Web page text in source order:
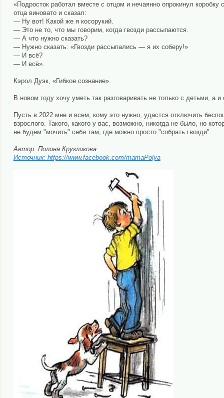
«Подросток работал вместе с отцом и нечаянно опрокинул
отца виновато и сказал:
— Ну вот! Какой же я косорукий.
— Это не то, что мы говорим, когда гвозди рассыпаются.
— А что нужно сказать?
— Нужно сказать: «Гвозди рассыпались — я их соберу!»
— И всё?
— И всё».
Кэрол Дуэк, «Гибкое сознание».
В новом году хочу уметь так разговаривать не только с детьми, а
Пусть в 2022 мне и всем, кому это нужно, удастся отключить
взрослого. Такого, какого у вас, возможно, никогда не было, но
не будем "мочить" себя там, где можно просто "собрать гвозди".
Автор: Полина Кругликова
Источник: https://www.facebook.com/mamaPolya